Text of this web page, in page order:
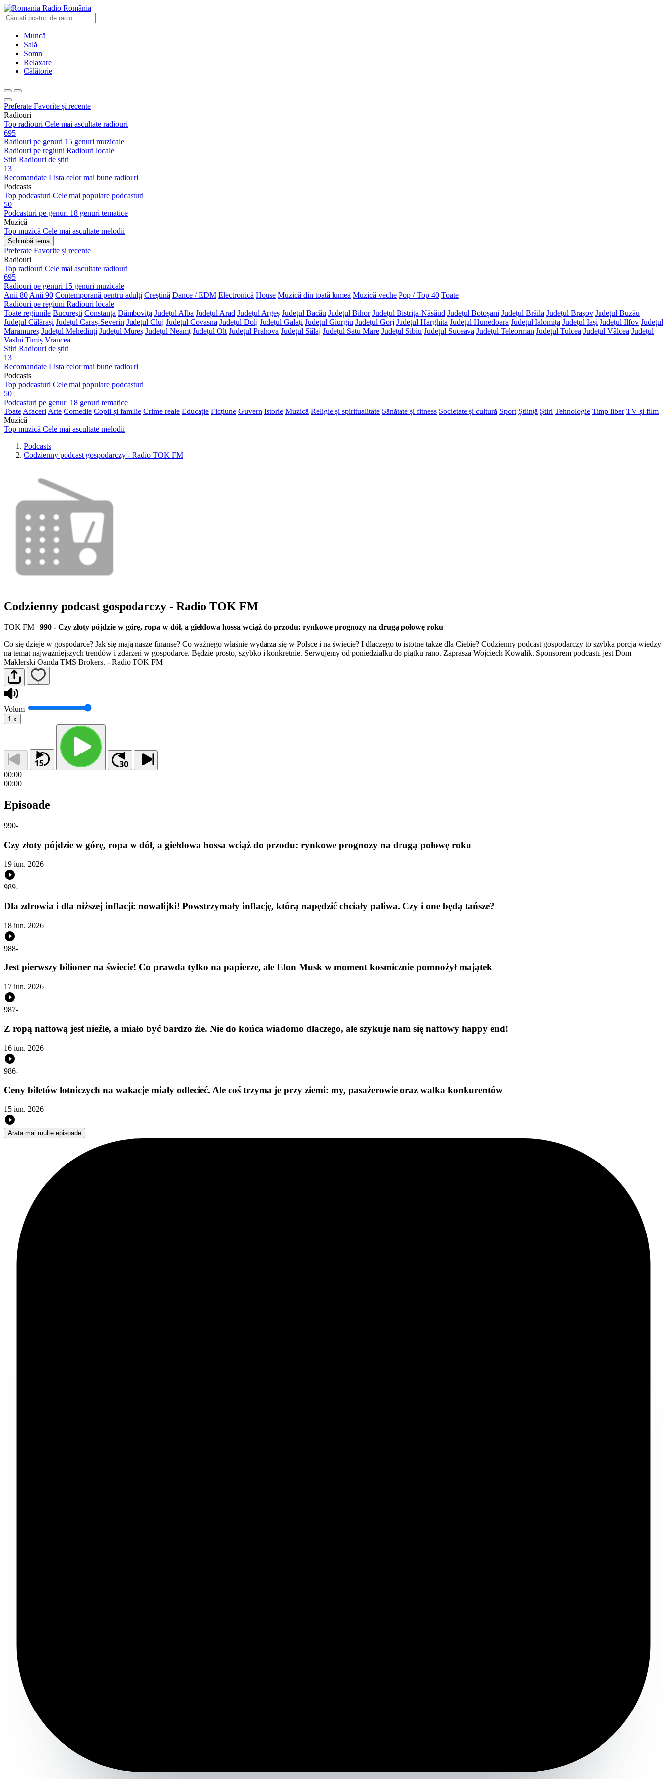
Radio România
Muncă
Sală
Somn
Relaxare
Călătorie
Preferate Favorite și recente
Radiouri
Top radiouri Cele mai ascultate radiouri
695
Radiouri pe genuri 15 genuri muzicale
Radiouri pe regiuni Radiouri locale
Știri Radiouri de știri
13
Recomandate Lista celor mai bune radiouri
Podcasts
Top podcasturi Cele mai populare podcasturi
50
Podcasturi pe genuri 18 genuri tematice
Muzică
Top muzică Cele mai ascultate melodii
Schimbă tema
Preferate Favorite și recente
Radiouri
Top radiouri Cele mai ascultate radiouri
695
Radiouri pe genuri 15 genuri muzicale
Anii 80 Anii 90 Contemporană pentru adulți Creștină Dance / EDM Electronică House Muzică din toată lumea Muzică veche Pop / Top 40 Toate
Radiouri pe regiuni Radiouri locale
Toate regiunile Bucureşti Constanța Dâmboviţa Județul Alba Județul Arad Județul Argeș Județul Bacău Județul Bihor Județul Bistrița-Năsăud Județul Botoșani Județul Brăila Județul Brașov Județul Buzău
Județul Călărași Județul Caraș-Severin Județul Cluj Județul Covasna Județul Dolj Județul Galați Județul Giurgiu Județul Gorj Județul Harghita Județul Hunedoara Județul Ialomița Județul Iași Județul Ilfov Județul
Maramureș Județul Mehedinți Județul Mureș Județul Neamț Județul Olt Județul Prahova Județul Sălaj Județul Satu Mare Județul Sibiu Județul Suceava Judeţul Teleorman Județul Tulcea Județul Vâlcea Județul
Vaslui Timiș Vrancea
Știri Radiouri de știri
13
Recomandate Lista celor mai bune radiouri
Podcasts
Top podcasturi Cele mai populare podcasturi
50
Podcasturi pe genuri 18 genuri tematice
Toate Afaceri Arte Comedie Copii și familie Crime reale Educație Ficțiune Guvern Istorie Muzică Religie și spiritualitate Sănătate și fitness Societate și cultură Sport Știință Știri Tehnologie Timp liber TV și film
Muzică
Top muzică Cele mai ascultate melodii
Podcasts
Codzienny podcast gospodarczy - Radio TOK FM
Codzienny podcast gospodarczy - Radio TOK FM
TOK FM | 990 - Czy złoty pójdzie w górę, ropa w dół, a giełdowa hossa wciąż do przodu: rynkowe prognozy na drugą połowę roku
Co się dzieje w gospodarce? Jak się mają nasze finanse? Co ważnego właśnie wydarza się w Polsce i na świecie? I dlaczego to istotne także dla Ciebie? Codzienny podcast gospodarczy to szybka porcja wiedzy
na temat najważniejszych trendów i zdarzeń w gospodarce. Będzie prosto, szybko i konkretnie. Serwujemy od poniedziałku do piątku rano. Zaprasza Wojciech Kowalik. Sponsorem podcastu jest Dom
Maklerski Oanda TMS Brokers. - Radio TOK FM
Volum
1 x
00:00
00:00
Episoade
990-
Czy złoty pójdzie w górę, ropa w dół, a giełdowa hossa wciąż do przodu: rynkowe prognozy na drugą połowę roku
19 iun. 2026
989-
Dla zdrowia i dla niższej inflacji: nowalijki! Powstrzymały inflację, którą napędzić chciały paliwa. Czy i one będą tańsze?
18 iun. 2026
988-
Jest pierwszy bilioner na świecie! Co prawda tylko na papierze, ale Elon Musk w moment kosmicznie pomnożył majątek
17 iun. 2026
987-
Z ropą naftową jest nieźle, a miało być bardzo źle. Nie do końca wiadomo dlaczego, ale szykuje nam się naftowy happy end!
16 iun. 2026
986-
Ceny biletów lotniczych na wakacje miały odlecieć. Ale coś trzyma je przy ziemi: my, pasażerowie oraz walka konkurentów
15 iun. 2026
Arata mai multe episoade